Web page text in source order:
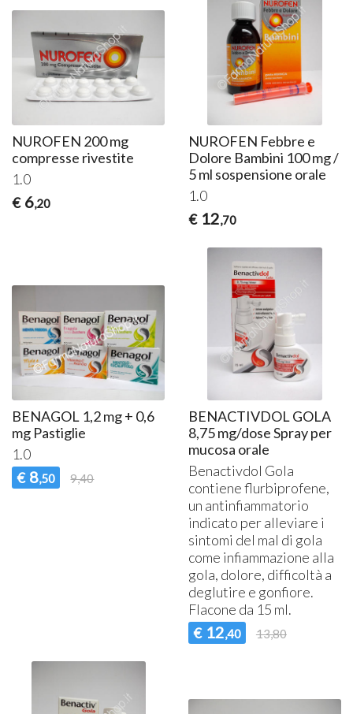
NUROFEN 200 mg
compresse rivestite
1.0
€ 6,20
NUROFEN Febbre e
Dolore Bambini 100 mg /
5 ml sospensione orale
1.0
€ 12,70
BENAGOL 1,2 mg + 0,6
mg Pastiglie
1.0
€ 8,50 9,40
BENACTIVDOL GOLA
8,75 mg/dose Spray per
mucosa orale
Benactivdol Gola
contiene flurbiprofene,
un antinfiammatorio
indicato per alleviare i
sintomi del mal di gola
come infiammazione alla
gola, dolore, difficoltà a
deglutire e gonfiore.
Flacone da 15 ml.
€ 12,40 13,80